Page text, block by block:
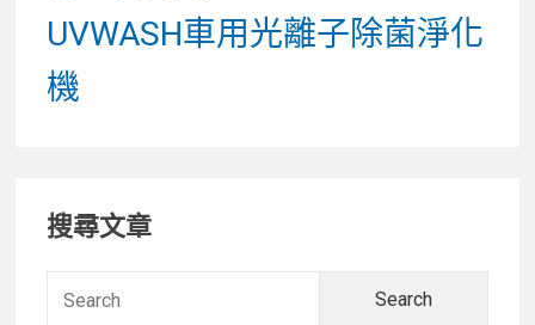
UVWASH車用光離子除菌淨化
機
Primary
Sidebar
搜尋文章